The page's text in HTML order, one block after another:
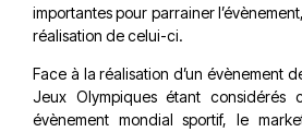
importantes pour parrainer
réalisation de celui-ci.
Face à la réalisation d’un évènement
Jeux Olympiques étant considérés
évènement mondial sportif, le